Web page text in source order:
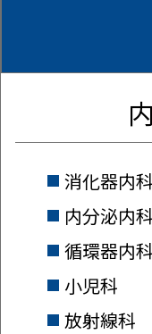
消化器内科
内分泌内科
循環器内科
小児科
放射線科